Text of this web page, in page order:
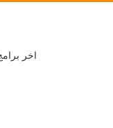
اخر